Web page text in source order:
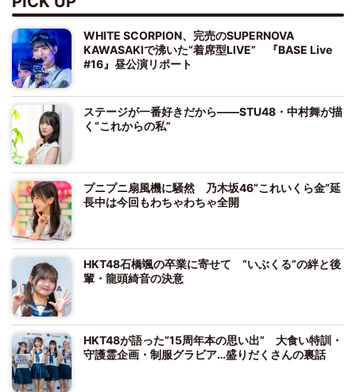
WHITE SCORPION、完売のSUPERNOVA
KAWASAKIで沸いた“着席型LIVE” 『BASE Live
#16』昼公演リポート
ステージが一番好きだから――STU48・中村舞が描
く“これからの私”
プニプニ扇風機に騒然 乃木坂46“これいくら金”延
長中は今回もわちゃわちゃ全開
HKT48石橋颯の卒業に寄せて “いぶくる”の絆と後
輩・龍頭綺音の決意
HKT48が語った“15周年本の思い出” 大食い特訓・
守護霊企画・制服グラビア…盛りだくさんの裏話